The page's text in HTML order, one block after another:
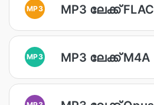
MP3 MP3 ലേക്ക് FLAC
MP3 MP3 ലേക്ക് M4A